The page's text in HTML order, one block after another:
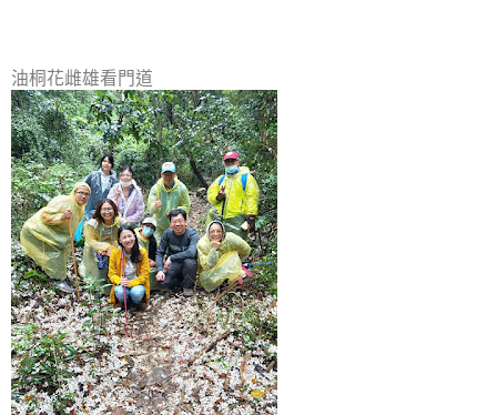
油桐花雌雄看門道